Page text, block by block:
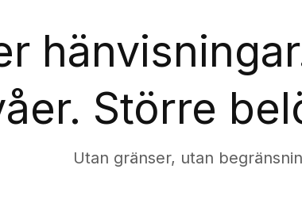
Större
Utan gränser, utan